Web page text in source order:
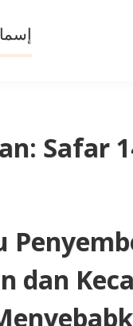
Safar
dan